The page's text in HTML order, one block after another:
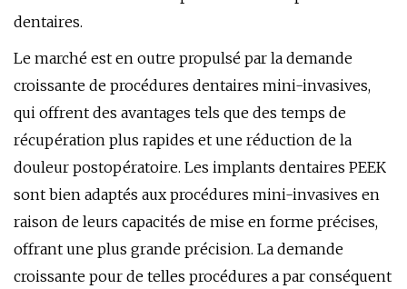
dentaires.
Le marché est en outre propulsé par la demande
croissante de procédures dentaires mini-invasives,
qui offrent des avantages tels que des temps de
récupération plus rapides et une réduction de la
douleur postopératoire. Les implants dentaires PEEK
sont bien adaptés aux procédures mini-invasives en
raison de leurs capacités de mise en forme précises,
offrant une plus grande précision. La demande
croissante pour de telles procédures a par conséquent